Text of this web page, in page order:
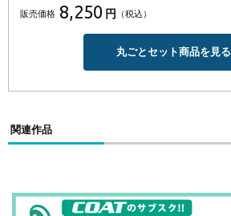
販売価格 8,250 円 （税込）
丸ごとセット商品を見る
関連作品